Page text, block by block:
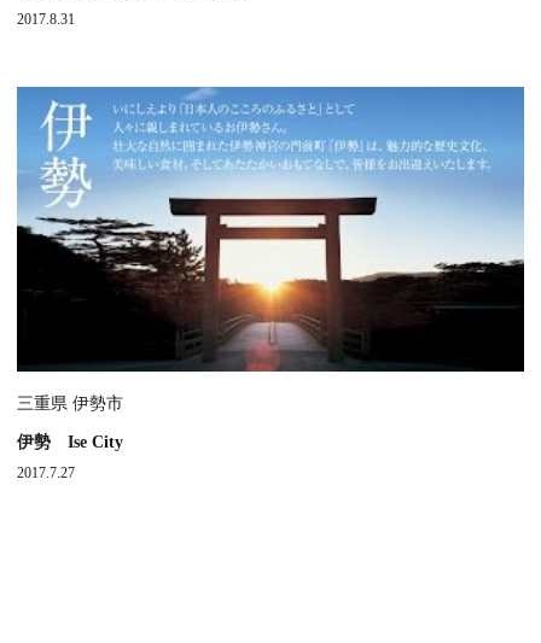
2017.8.31
三重県 伊勢市
伊勢 Ise City
2017.7.27